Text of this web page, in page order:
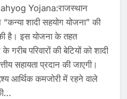
Yojana:राजस्थान
शादी सहयोग योजना” की
है। इस योजना के तहत
गरीब परिवारों की बेटियों को शादी
सहायता प्रदान की जाएगी।
आर्थिक कमजोरी में रहने वाले